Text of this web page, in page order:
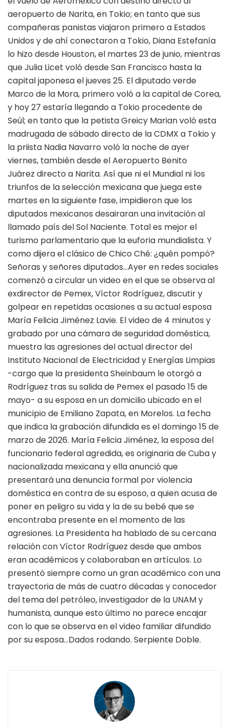
aeropuerto de Narita, en Tokio; en tanto que sus
compañeras panistas viajaron primero a Estados
Unidos y de ahí conectaron a Tokio, Diana Estefanía
lo hizo desde Houston, el martes 23 de junio, mientras
que Julia Licet voló desde San Francisco hasta la
capital japonesa el jueves 25. El diputado verde
Marco de la Mora, primero voló a la capital de Corea,
y hoy 27 estaría llegando a Tokio procedente de
Seúl; en tanto que la petista Greicy Marian voló esta
madrugada de sábado directo de la CDMX a Tokio y
la priista Nadia Navarro voló la noche de ayer
viernes, también desde el Aeropuerto Benito
Juárez directo a Narita. Así que ni el Mundial ni los
triunfos de la selección mexicana que juega este
martes en la siguiente fase, impidieron que los
diputados mexicanos desairaran una invitación al
llamado país del Sol Naciente. Total es mejor el
turismo parlamentario que la euforia mundialista. Y
como dijera el clásico de Chico Ché: ¿quén pompó?
Señoras y señores diputados…Ayer en redes sociales
comenzó a circular un video en el que se observa al
exdirector de Pemex, Víctor Rodríguez, discutir y
golpear en repetidas ocasiones a su actual esposa
María Felicia Jiménez Lavie. El video de 4 minutos y
grabado por una cámara de seguridad doméstica,
muestra las agresiones del actual director del
Instituto Nacional de Electricidad y Energías Limpias
-cargo que la presidenta Sheinbaum le otorgó a
Rodríguez tras su salida de Pemex el pasado 15 de
mayo- a su esposa en un domicilio ubicado en el
municipio de Emiliano Zapata, en Morelos. La fecha
que indica la grabación difundida es el domingo 15 de
marzo de 2026. María Felicia Jiménez, la esposa del
funcionario federal agredida, es originaria de Cuba y
nacionalizada mexicana y ella anunció que
presentará una denuncia formal por violencia
doméstica en contra de su esposo, a quien acusa de
poner en peligro su vida y la de su bebé que se
encontraba presente en el momento de las
agresiones. La Presidenta ha hablado de su cercana
relación con Víctor Rodríguez desde que ambos
eran académicos y colaboraban en artículos. Lo
presentó siempre como un gran académico con una
trayectoria de más de cuatro décadas y conocedor
del tema del petróleo, investigador de la UNAM y
humanista, aunque esto último no parece encajar
con lo que se observa en el video familiar difundido
por su esposa…Dados rodando. Serpiente Doble.